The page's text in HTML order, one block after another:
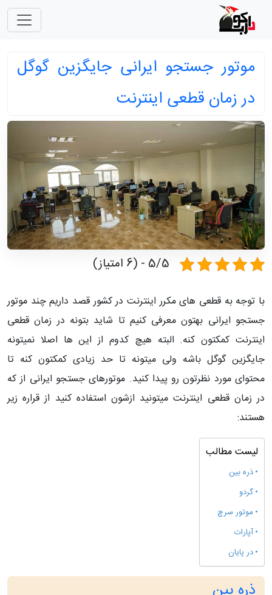
موتور جستجو ایرانی جایگزین گوگل
در زمان قطعی اینترنت
5/5 - (6 امتیاز)
با توجه به قطعی های مکرر اینترنت در کشور قصد داریم چند موتور
جستجو ایرانی بهتون معرفی کنیم تا شاید بتونه در زمان قطعی
اینترنت کمکتون کنه. البته هیچ کدوم از این ها اصلا نمیتونه
جایگزین گوگل باشه ولی میتونه تا حد زیادی کمکتون کنه تا
محتوای مورد نظرتون رو پیدا کنید. موتورهای جستجو ایرانی از که
در زمان قطعی اینترنت میتونید ازشون استفاده کنید از قراره زیر
هستند:
لیست مطالب
ذره بین
گردو
موتور سرچ
آپارات
در پایان